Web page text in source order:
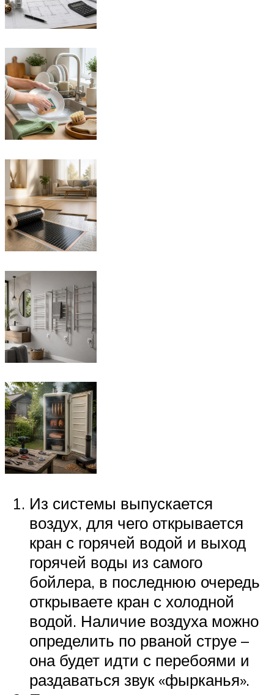
Из системы выпускается
воздух, для чего открывается
кран с горячей водой и выход
горячей воды из самого
бойлера, в последнюю очередь
открываете кран с холодной
водой. Наличие воздуха можно
определить по рваной струе –
она будет идти с перебоями и
раздаваться звук «фырканья».